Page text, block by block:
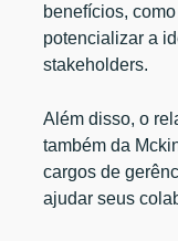
benefícios,
potencializar a
stakeholders.
Além disso, o
também da
cargos de
ajudar seus